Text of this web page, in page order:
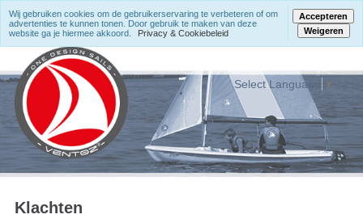
Select Language ▼
Klachten
Wij gebruiken cookies om de gebruikerservaring te verbeteren of om
advertenties te kunnen tonen. Door gebruik te maken van deze
website ga je hiermee akkoord.
Privacy & Cookiebeleid
Accepteren
Weigeren